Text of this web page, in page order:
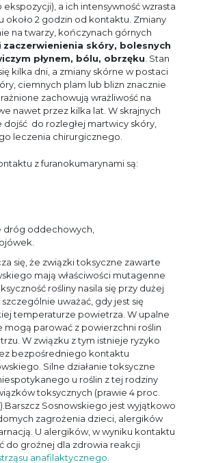
a ich intensywność wzrasta
około 2 godzin od kontaktu. Zmiany
na twarzy, kończynach górnych
zaczerwienienia skóry, bolesnych
płynem, bólu, obrzęku . Stan
kilka dni, a zmiany skórne w postaci
ciemnych plam lub blizn znacznie
zachowują wrażliwość na
nawet przez kilka lat. W skrajnych
do rozległej martwicy skóry,
leczenia chirurgicznego.
z furanokumarynami są:
dróg oddechowych,
się, że związki toksyczne zawarte
mają właściwości mutagenne
rośliny nasila się przy dużej
uważać, gdy jest się
temperaturze powietrza. W upalne
mogą parować z powierzchni roślin
W związku z tym istnieje ryzyko
bezpośredniego kontaktu
Silne działanie toksyczne
u roślin z tej rodziny
toksycznych (prawie 4 proc.
Sosnowskiego jest wyjątkowo
zagrożenia dzieci, alergików
U alergików, w wyniku kontaktu
do groźnej dla zdrowia reakcji
anafilaktycznego